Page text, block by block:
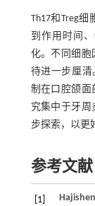
Th17和Treg
到作用时间
化。不同细胞
待进一步厘清
制在口腔颌面
究集中于牙
步探索，以更
参考文献
[1]